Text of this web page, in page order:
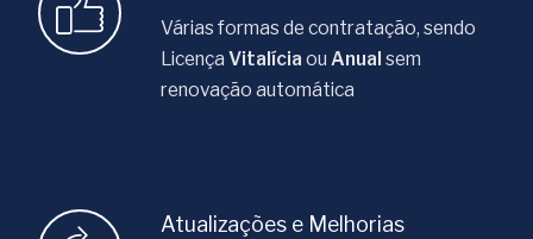
Várias formas de contratação, sendo
Licença Vitalícia ou Anual sem
renovação automática
Atualizações e Melhorias